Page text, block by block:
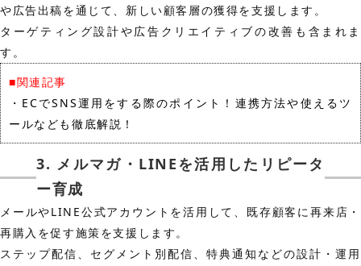
や広告出稿を通じて、新しい顧客層の獲得を支援します。
ターゲティング設計や広告クリエイティブの改善も含まれま
す。
■関連記事
・ ECでSNS運用をする際のポイント！連携方法や使えるツ
ールなども徹底解説！
3. メルマガ・LINEを活用したリピータ
ー育成
メールやLINE公式アカウントを活用して、既存顧客に再来店・
再購入を促す施策を支援します。
ステップ配信、セグメント別配信、特典通知などの設計・運用